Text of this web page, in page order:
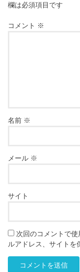
欄は必須項目です
コメント ※
名前 ※
メール ※
サイト
次回のコメントで
ルアドレス、サイトを